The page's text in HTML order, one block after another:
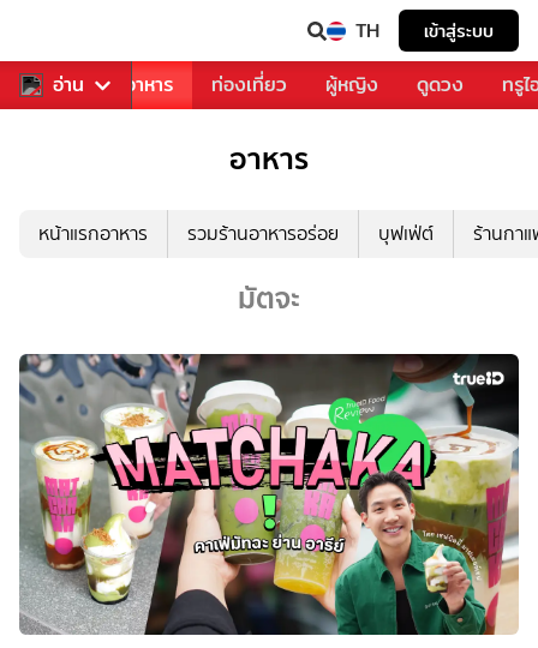
TH เข้าสู่ระบบ
อ่าน
การเพลง อาหาร ท่องเที่ยว ผู้หญิง ดูดวง ทรู
อาหาร
หน้าแรกอาหาร รวมร้านอาหารอร่อย บุฟเฟ่ต์ ร้านกา
มัตจะ